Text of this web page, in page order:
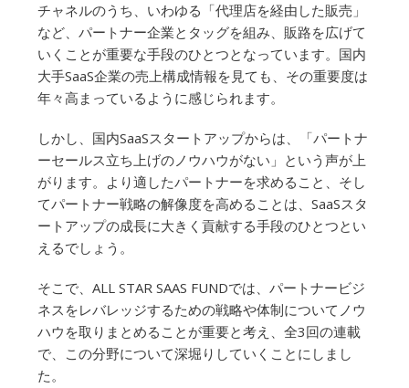
チャネルのうち、いわゆる「代理店を経由した販売」
など、パートナー企業とタッグを組み、販路を広げて
いくことが重要な手段のひとつとなっています。国内
大手SaaS企業の売上構成情報を見ても、その重要度は
年々高まっているように感じられます。
しかし、国内SaaSスタートアップからは、「パートナ
ーセールス立ち上げのノウハウがない」という声が上
がります。より適したパートナーを求めること、そし
てパートナー戦略の解像度を高めることは、SaaSスタ
ートアップの成長に大きく貢献する手段のひとつとい
えるでしょう。
そこで、ALL STAR SAAS FUNDでは、パートナービジ
ネスをレバレッジするための戦略や体制についてノウ
ハウを取りまとめることが重要と考え、全3回の連載
で、この分野について深堀りしていくことにしまし
た。